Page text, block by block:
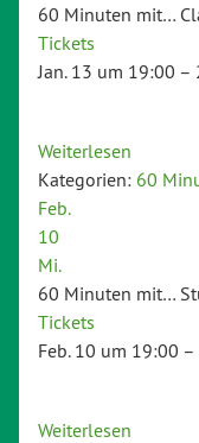
60 Minuten mit…
Tickets
Jan. 13 um 19:00 –
Weiterlesen
Kategorien: 60
Feb.
10
Mi.
60 Minuten mit…
Tickets
Feb. 10 um 19:00
Weiterlesen